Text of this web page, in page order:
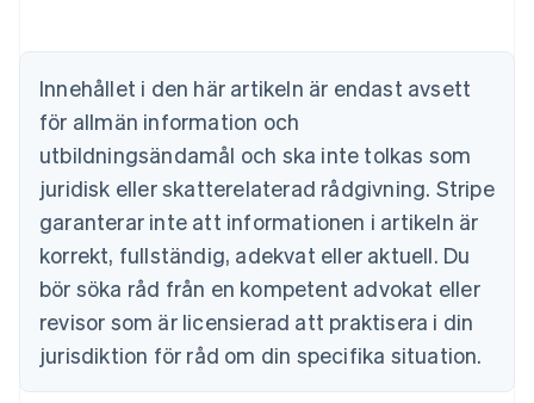
Innehållet i den här artikeln är endast avsett
för allmän information och
utbildningsändamål och ska inte tolkas som
juridisk eller skatterelaterad rådgivning. Stripe
garanterar inte att informationen i artikeln är
korrekt, fullständig, adekvat eller aktuell. Du
bör söka råd från en kompetent advokat eller
revisor som är licensierad att praktisera i din
jurisdiktion för råd om din specifika situation.
Brasilien
PortuguêsEnglish
Bulgarien
English
Cypern
Danmark
English
Estland
English
Fastlandskina
简体中文English
EnglishSvenska
Frankrike